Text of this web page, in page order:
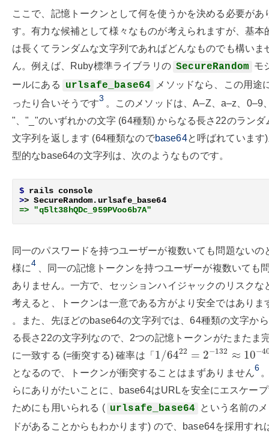
ここで、記憶トークンとして何を使うかを決める必要があ
す。有力な候補として様々なものが考えられますが、基本
は長くてランダムな文字列であればどんなものでも構いま
ん。例えば、Ruby標準ライブラリの SecureRandom モ
ールにある
urlsafe_base64
メソッドなら、この用途
ったり合いそうです3 。このメソッドは、A–Z、a–z、0–9
"、"_"のいずれかの文字 (64種類) からなる長さ22のランダ
文字列を返します (64種類なのでbase64と呼ばれています
型的なbase64の文字列は、次のようなものです。
$
>
> SecureRandom.urlsafe_base64
=> "q5lt38hQDc_959PVoo6b7A"
同一のパスワードを持つユーザーが複数いても問題ないの
様に4
、同一の記憶トークンを持つユーザーが複数いても
ありません。一方で、セッションハイジャックのリスクな
考えると、トークンは一意である方がより安全ではありま
。また、先ほどのbase64の文字列では、64種類の文字か
る長さ22の文字列なので、2つの記憶トークンがたまたま
に一致する (=衝突する) 確率は「 1/6422 = 2−132 ≈ 10−
1 6422 − 132 10 − 40
となるので、トークンが衝突することはまずありません6
らにありがたいことに、base64はURLを安全にエスケー
ためにも用いられる ( urlsafe_base64 という名前の
ドがあることからもわかります) ので、base64を採用すれ